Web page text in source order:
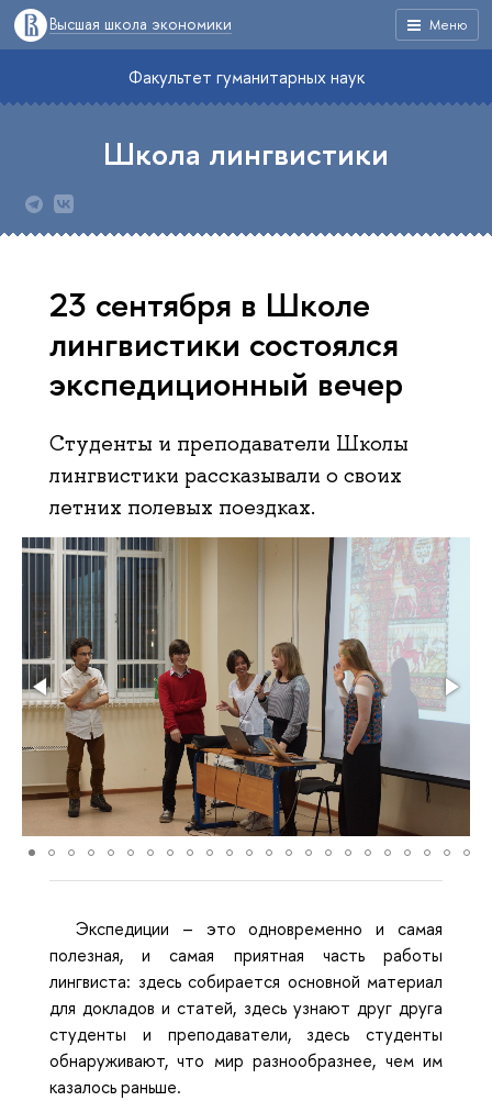
Меню
Высшая школа экономики
Факультет гуманитарных наук
Школа лингвистики
23 сентября в Школе
лингвистики состоялся
экспедиционный вечер
Студенты и преподаватели Школы
лингвистики рассказывали о своих
летних полевых поездках.
Экспедиции – это одновременно и самая
полезная, и самая приятная часть работы
лингвиста: здесь собирается основной материал
для докладов и статей, здесь узнают друг друга
студенты и преподаватели, здесь студенты
обнаруживают, что мир разнообразнее, чем им
казалось раньше.